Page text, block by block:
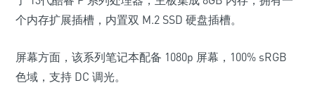
个内存扩展插槽，内置双 M.2 SSD 硬盘插槽。
屏幕方面，该系列笔记本配备 1080p 屏幕，100% sRGB
色域，支持 DC 调光。